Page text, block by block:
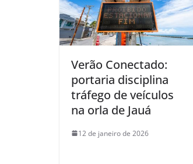
Verão Conectado:
portaria disciplina
tráfego de veículos
na orla de Jauá
12 de janeiro de 2026